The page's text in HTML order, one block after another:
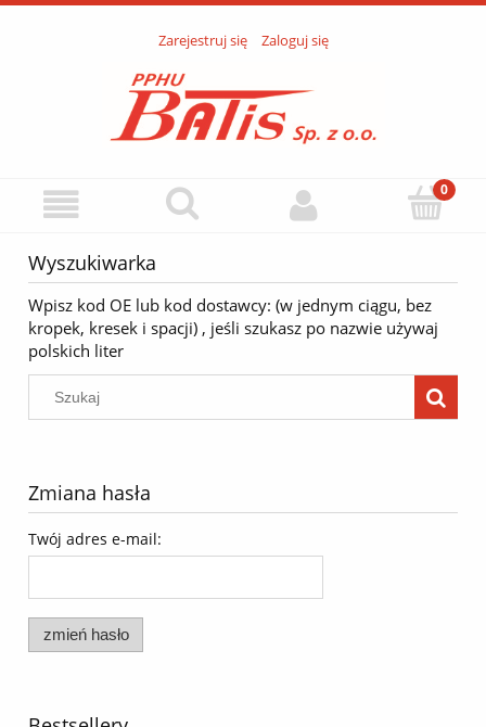
Zarejestruj się Zaloguj się
Wyszukiwarka
Wpisz kod OE lub kod dostawcy: (w jednym ciągu, bez
kropek, kresek i spacji) , jeśli szukasz po nazwie używaj
polskich liter
Zmiana hasła
Twój adres e-mail:
zmień hasło